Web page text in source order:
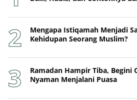
Mengapa Istiqamah Menjadi
Kehidupan Seorang Muslim?
Ramadan Hampir Tiba, Begini
Nyaman Menjalani Puasa